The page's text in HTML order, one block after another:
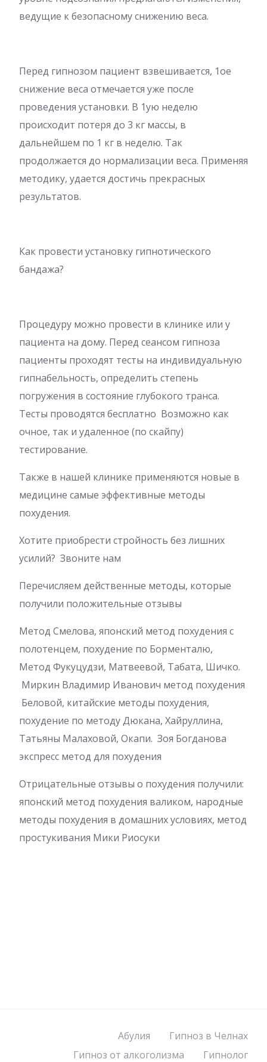
ведущие к безопасному снижению веса.
Перед гипнозом пациент взвешивается, 1ое
снижение веса отмечается уже после
проведения установки. В 1ую неделю
происходит потеря до 3 кг массы, в
дальнейшем по 1 кг в неделю. Так
продолжается до нормализации веса. Применяя
методику, удается достичь прекрасных
результатов.
Как провести установку гипнотического
бандажа?
Процедуру можно провести в клинике или у
пациента на дому. Перед сеансом гипноза
пациенты проходят тесты на индивидуальную
гипнабельность, определить степень
погружения в состояние глубокого транса.
Тесты проводятся бесплатно Возможно как
очное, так и удаленное (по скайпу)
тестирование.
Также в нашей клинике применяются новые в
медицине самые эффективные методы
похудения.
Хотите приобрести стройность без лишних
усилий? Звоните нам
Перечисляем действенные методы, которые
получили положительные отзывы
Метод Смелова, японский метод похудения с
полотенцем, похудение по Борменталю,
Метод Фукуцудзи, Матвеевой, Табата, Шичко.
Миркин Владимир Иванович метод похудения
Беловой, китайские методы похудения,
похудение по методу Дюкана, Хайруллина,
Татьяны Малаховой, Окапи. Зоя Богданова
экспресс метод для похудения
Отрицательные отзывы о похудения получили:
японский метод похудения валиком, народные
методы похудения в домашних условиях, метод
простукивания Мики Риосуки
Абулия
Гипноз в Челнах
Гипноз от алкоголизма
Гипнолог